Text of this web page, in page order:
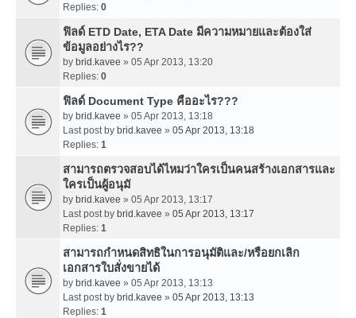
Replies: 0
ฟิลด์ ETD Date, ETA Date มีความหมายและต้องใส่
ข้อมูลอย่างไร??
by brid.kavee » 05 Apr 2013, 13:20
Replies: 0
ฟิลด์ Document Type คืออะไร???
by brid.kavee » 05 Apr 2013, 13:18
Last post by brid.kavee » 05 Apr 2013, 13:18
Replies: 1
สามารถตรวจสอบได้ไหมว่าใครเป็นคนสร้างเอกสารและ
ใครเป็นผู้อนุมั
by brid.kavee » 05 Apr 2013, 13:17
Last post by brid.kavee » 05 Apr 2013, 13:17
Replies: 1
สามารถกำหนดสิทธิในการอนุมัติและ/หรือยกเลิก
เอกสารใบสั่งขายได้
by brid.kavee » 05 Apr 2013, 13:13
Last post by brid.kavee » 05 Apr 2013, 13:13
Replies: 1